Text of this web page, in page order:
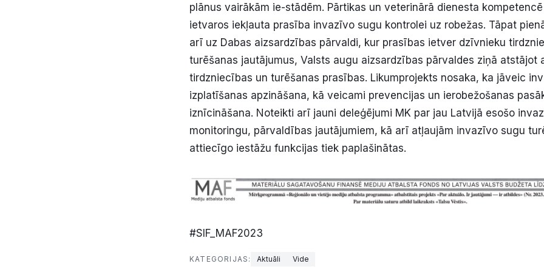
plānus vairākām ie-stādēm. Pārtikas un veterinārā dienesta
ietvaros iekļauta prasība invazīvo sugu kontrolei uz robežas. Tāpat
arī uz Dabas aizsardzības pārvaldi, kur prasības ietver dzīvnieku
turēšanas jautājumus, Valsts augu aizsardzības pārvaldes ziņā atstājot
tirdzniecības un turēšanas prasības. Likumprojekts nosaka, ka jāveic
izplatīšanas apzināšana, kā veicami prevencijas un ierobežošanas
iznīcināšana. Noteikti arī jauni deleģējumi MK par jau Latvijā esošo
monitoringu, pārvaldības jautājumiem, kā arī atļaujām invazīvo sugu
attiecīgo iestāžu funkcijas tiek paplašinātas.
#SIF_MAF2023
KATEGORIJAS: Aktuāli Vide